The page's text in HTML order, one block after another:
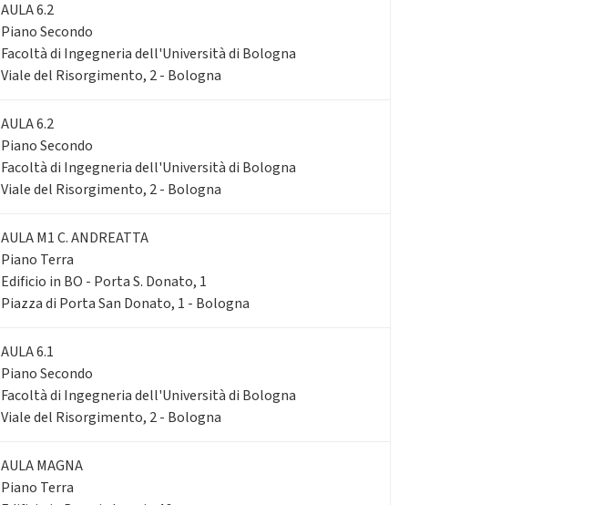
AULA 6.2
Piano Secondo
Facoltà di Ingegneria dell'Università di Bologna
Viale del Risorgimento, 2 - Bologna
AULA 6.2
Piano Secondo
Facoltà di Ingegneria dell'Università di Bologna
Viale del Risorgimento, 2 - Bologna
AULA M1 C. ANDREATTA
Piano Terra
Edificio in BO - Porta S. Donato, 1
Piazza di Porta San Donato, 1 - Bologna
AULA 6.1
Piano Secondo
Facoltà di Ingegneria dell'Università di Bologna
Viale del Risorgimento, 2 - Bologna
AULA MAGNA
Piano Terra